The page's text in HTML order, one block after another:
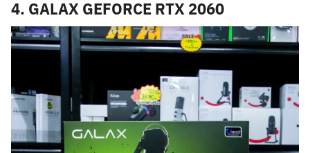
4. GALAX GEFORCE RTX 2060